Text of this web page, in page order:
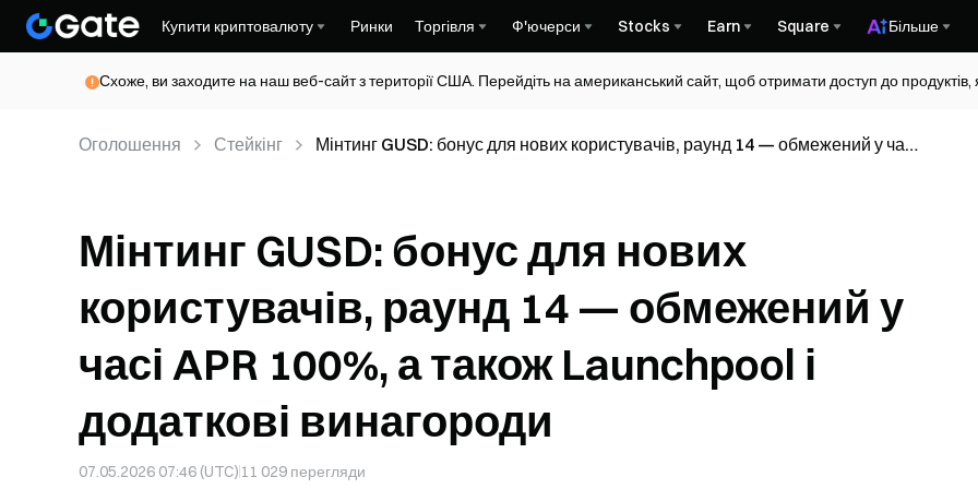
Купити криптовалюту Ринки Торгівля Ф'ючерси Stocks Earn Square Більше
Схоже, ви заходите на наш веб-сайт з території США. Перейдіть на американський сайт, щоб отримати доступ до продуктів,
Оголошення Стейкінг
Мінтинг GUSD: бонус для нових користувачів, раунд 14 — обмежений у часі
Мінтинг GUSD: бонус для нових
користувачів, раунд 14 — обмежений у
часі APR 100%, а також Launchpool і
додаткові винагороди
07.05.2026 07:46 (UTC) 11 029 перегляди